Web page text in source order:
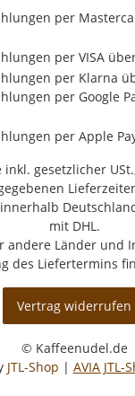
gesetzlicher
mit DHL.
andere Länder und
des Liefertermins
Vertrag widerrufen
© Kaffeenudel.de
JTL-Shop | AVIA JTL-